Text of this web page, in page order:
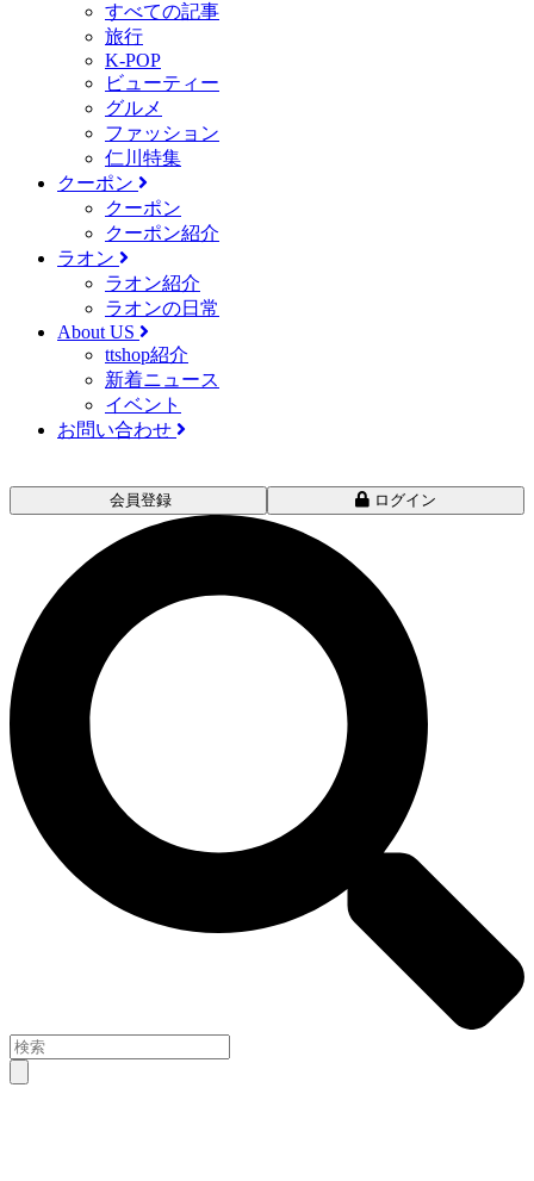
すべての記事
旅行
K-POP
ビューティー
グルメ
ファッション
仁川特集
クーポン
クーポン
クーポン紹介
ラオン
ラオン紹介
ラオンの日常
About US
ttshop紹介
新着ニュース
イベント
お問い合わせ
会員登録 ログイン